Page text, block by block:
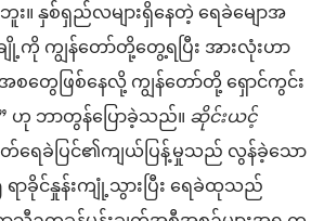
း။ နှစ်ရှည်လများရှိနေတဲ့ ရေခဲမျောအ
ကို ကျွန်တော်တို့တွေ့ရပြီး အားလုံးဟာ
စတွေဖြစ်နေလို့ ကျွန်တော်တို့ ရှောင်ကွင်း
ဟု ဘာတွန်ပြောခဲ့သည်။ဆိုင်းယင့်
တ်ရေခဲပြင်၏ကျယ်ပြန့်မှုသည် လွန်ခဲ့သော
ခိုင်နှုန်းကျုံ့သွားပြီး ရေခဲထုသည်